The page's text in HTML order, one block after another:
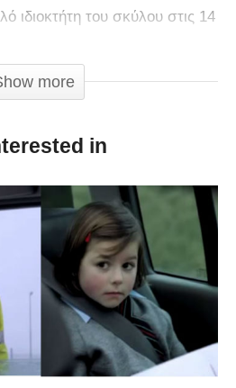
ιδιοκτήτη του σκύλου στις 14
Δεν γνωρίζουμε τι ζημιά
όπως φαίνεται και από το
more
in